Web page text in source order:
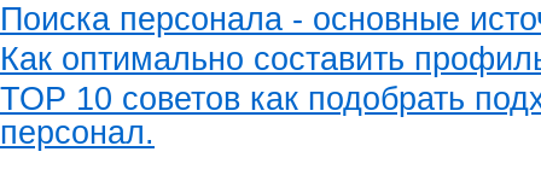
Поиска персонала - основные
Как оптимально составить
ТОР 10 советов как подобрать
персонал.